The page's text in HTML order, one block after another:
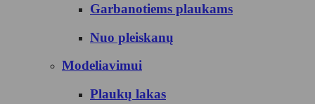
Garbanotiems plaukams
Nuo pleiskanų
Modeliavimui
Plaukų lakas